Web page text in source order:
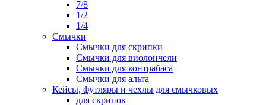
7/8
1/2
1/4
Смычки
Смычки для скрипки
Смычки для виолончели
Смычки для контрабаса
Смычки для альта
Кейсы, футляры и чехлы для смычковых
для скрипок